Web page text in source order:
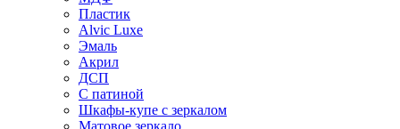
Пластик
Alvic Luxe
Эмаль
Акрил
ДСП
С патиной
Шкафы-купе с зеркалом
Матовое зеркало